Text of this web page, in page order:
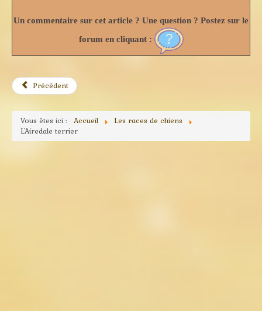
Un commentaire sur cet article ? Une question ? Postez sur le
forum en cliquant :
Précédent
Vous êtes ici : Accueil
Les races de chiens
L'Airedale terrier